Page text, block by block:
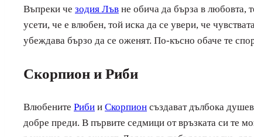
Въпреки че зодия Лъв не обича да бърза в любовта,
усети, че е влюбен, той иска да се увери, че
убеждава бързо да се оженят. По-късно обаче те
Скорпион и Риби
Влюбените Риби и Скорпион създават дълбока
добре преди. В първите седмици от връзката си те